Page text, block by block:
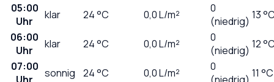
05:00
Uhr
klar 24°C 0,0L/m²
0
(niedrig) 13
06:00
Uhr
klar 24°C 0,0L/m²
0
(niedrig) 12
07:00 sonnig 24°C 0,0L/m²
0
11 °C